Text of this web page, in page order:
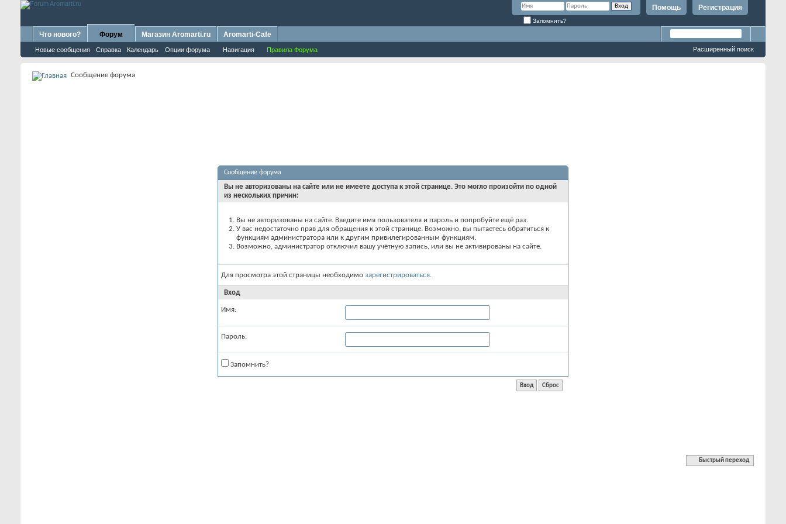
Регистрация
Помощь
Запомнить?
Что нового? Форум
Новые сообщения Справка Календарь Опции форума Навигация Правила Форума
Магазин Aromarti.ru Aromarti-Cafe
Расширенный поиск
Сообщение форума
Сообщение форума
Вы не авторизованы на сайте или не имеете доступа к этой странице. Это могло произойти по одной
из нескольких причин:
Вы не авторизованы на сайте. Введите имя пользователя и пароль и попробуйте ещё раз.
У вас недостаточно прав для обращения к этой странице. Возможно, вы пытаетесь обратиться к
функциям администратора или к другим привилегированным функциям.
Возможно, администратор отключил вашу учётную запись, или вы не активированы на сайте.
Для просмотра этой страницы необходимо зарегистрироваться.
Вход
Имя:
Пароль:
Запомнить?
Быстрый переход